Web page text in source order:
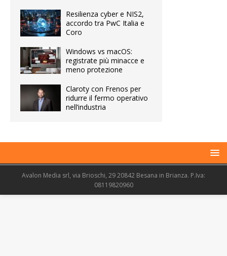
Resilienza cyber e NIS2,
accordo tra PwC Italia e
Coro
Windows vs macOS:
registrate più minacce e
meno protezione
Claroty con Frenos per
ridurre il fermo operativo
nell’industria
Avalon Media srl, via Brioschi, 29 20842 Besana in Brianza. P.Iva:
08119820960